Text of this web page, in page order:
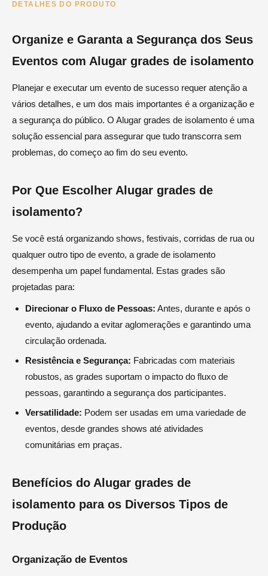
DETALHES DO PRODUTO
Organize e Garanta a Segurança dos Seus
Eventos com Alugar grades de isolamento
Planejar e executar um evento de sucesso requer atenção a
vários detalhes, e um dos mais importantes é a organização e
a segurança do público. O Alugar grades de isolamento é uma
solução essencial para assegurar que tudo transcorra sem
problemas, do começo ao fim do seu evento.
Por Que Escolher Alugar grades de
isolamento?
Se você está organizando shows, festivais, corridas de rua ou
qualquer outro tipo de evento, a grade de isolamento
desempenha um papel fundamental. Estas grades são
projetadas para:
Direcionar o Fluxo de Pessoas: Antes, durante e após o
evento, ajudando a evitar aglomerações e garantindo uma
circulação ordenada.
Resistência e Segurança: Fabricadas com materiais
robustos, as grades suportam o impacto do fluxo de
pessoas, garantindo a segurança dos participantes.
Versatilidade: Podem ser usadas em uma variedade de
eventos, desde grandes shows até atividades
comunitárias em praças.
Benefícios do Alugar grades de
isolamento para os Diversos Tipos de
Produção
Organização de Eventos